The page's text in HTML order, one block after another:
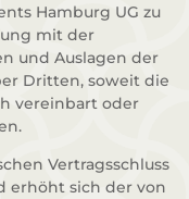
Hamburg UG zu
mit der
und Auslagen der
Dritten, soweit die
vereinbart oder
Vertragsschluss
erhöht sich der von